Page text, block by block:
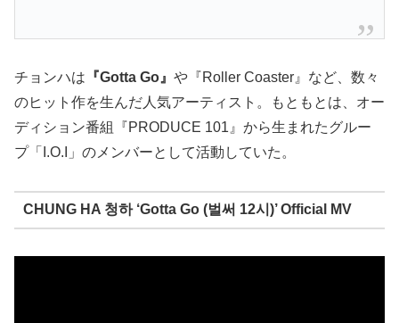
チョンハは 『Gotta Go』 や『Roller Coaster』など、数々
のヒット作を生んだ人気アーティスト。もともとは、オー
ディション番組『PRODUCE 101』から生まれたグルー
プ「I.O.I」のメンバーとして活動していた。
CHUNG HA 청하 ‘Gotta Go (벌써 12시)’ Official MV